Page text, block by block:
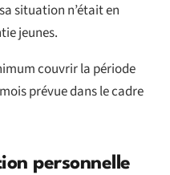
situation n’était en
jeunes.
couvrir la période
prévue dans le cadre
personnelle